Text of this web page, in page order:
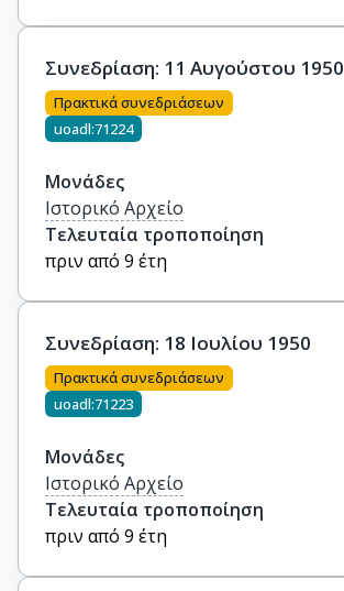
Συνεδρίαση: 11 Αυγούστου 1950
Πρακτικά συνεδριάσεων
uoadl:71224
Μονάδες
Ιστορικό Αρχείο
Τελευταία τροποποίηση
πριν από 9 έτη
Συνεδρίαση: 18 Ιουλίου 1950
Πρακτικά συνεδριάσεων
uoadl:71223
Μονάδες
Ιστορικό Αρχείο
Τελευταία τροποποίηση
πριν από 9 έτη